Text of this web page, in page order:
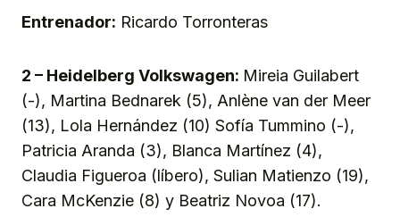
Entrenador: Ricardo Torronteras
2 – Heidelberg Volkswagen: Mireia Guilabert
(-), Martina Bednarek (5), Anlène van der Meer
(13), Lola Hernández (10) Sofía Tummino (-),
Patricia Aranda (3), Blanca Martínez (4),
Claudia Figueroa (líbero), Sulian Matienzo (19),
Cara McKenzie (8) y Beatriz Novoa (17).